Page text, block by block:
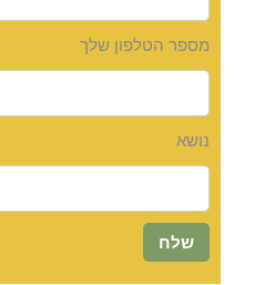
מספר הטלפון שלך
נושא